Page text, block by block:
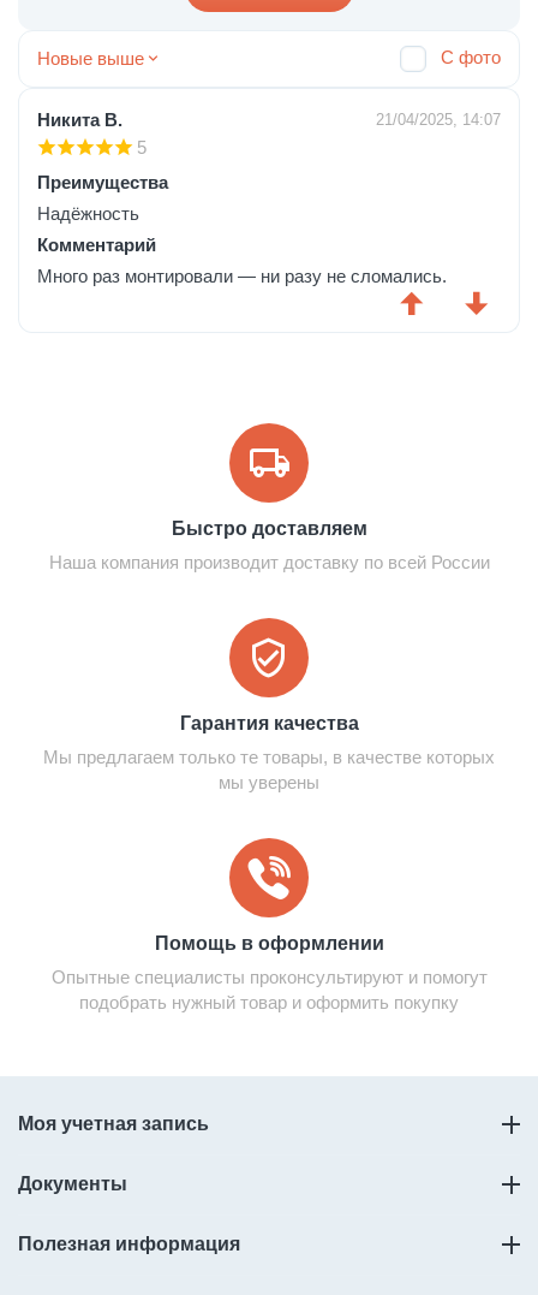
Новые выше С фото
Никита В. 21/04/2025, 14:07
5
Преимущества
Надёжность
Комментарий
Много раз монтировали — ни разу не сломались.
Быстро доставляем
Наша компания производит доставку по всей России
Гарантия качества
Мы предлагаем только те товары, в качестве которых
мы уверены
Помощь в оформлении
Опытные специалисты проконсультируют и помогут
подобрать нужный товар и оформить покупку
Моя учетная запись
Документы
Полезная информация